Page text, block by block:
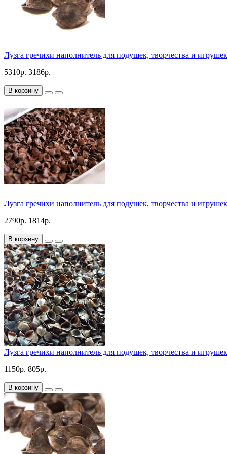
Лузга гречихи наполнитель для подушек, творчества и
5310р. 3186р.
В корзину
Лузга гречихи наполнитель для подушек, творчества и
2790р. 1814р.
В корзину
Лузга гречихи наполнитель для подушек, творчества и
1150р. 805р.
В корзину